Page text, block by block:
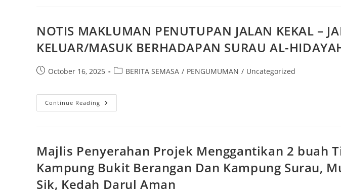
NOTIS MAKLUMAN PENUTUPAN JALAN KEKAL –
KELUAR/MASUK BERHADAPAN SURAU AL-
October 16, 2025 BERITA SEMASA / PENGUMUMAN / Uncategorized
Continue Reading
Majlis Penyerahan Projek Menggantikan 2 buah
Kampung Bukit Berangan Dan Kampung Surau,
Sik, Kedah Darul Aman